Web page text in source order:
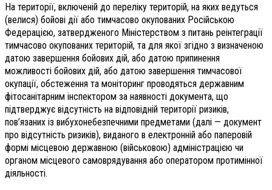
На території, включеній до переліку територій, на яких ведуться
(велися) бойові дії або тимчасово окупованих Російською
Федерацією, затвердженого Міністерством з питань реінтеграції
тимчасово окупованих територій, та для якої згідно з визначеною
датою завершення бойових дій, або датою припинення
можливості бойових дій, або датою завершення тимчасової
окупації, обстеження та моніторинг проводяться державним
фітосанітарним інспектором за наявності документа, що
підтверджує відсутність на відповідній території ризиків,
пов’язаних із вибухонебезпечними предметами (далі — документ
про відсутність ризиків), виданого в електронній або паперовій
формі місцевою державною (військовою) адміністрацією чи
органом місцевого самоврядування або оператором протимінної
діяльності.